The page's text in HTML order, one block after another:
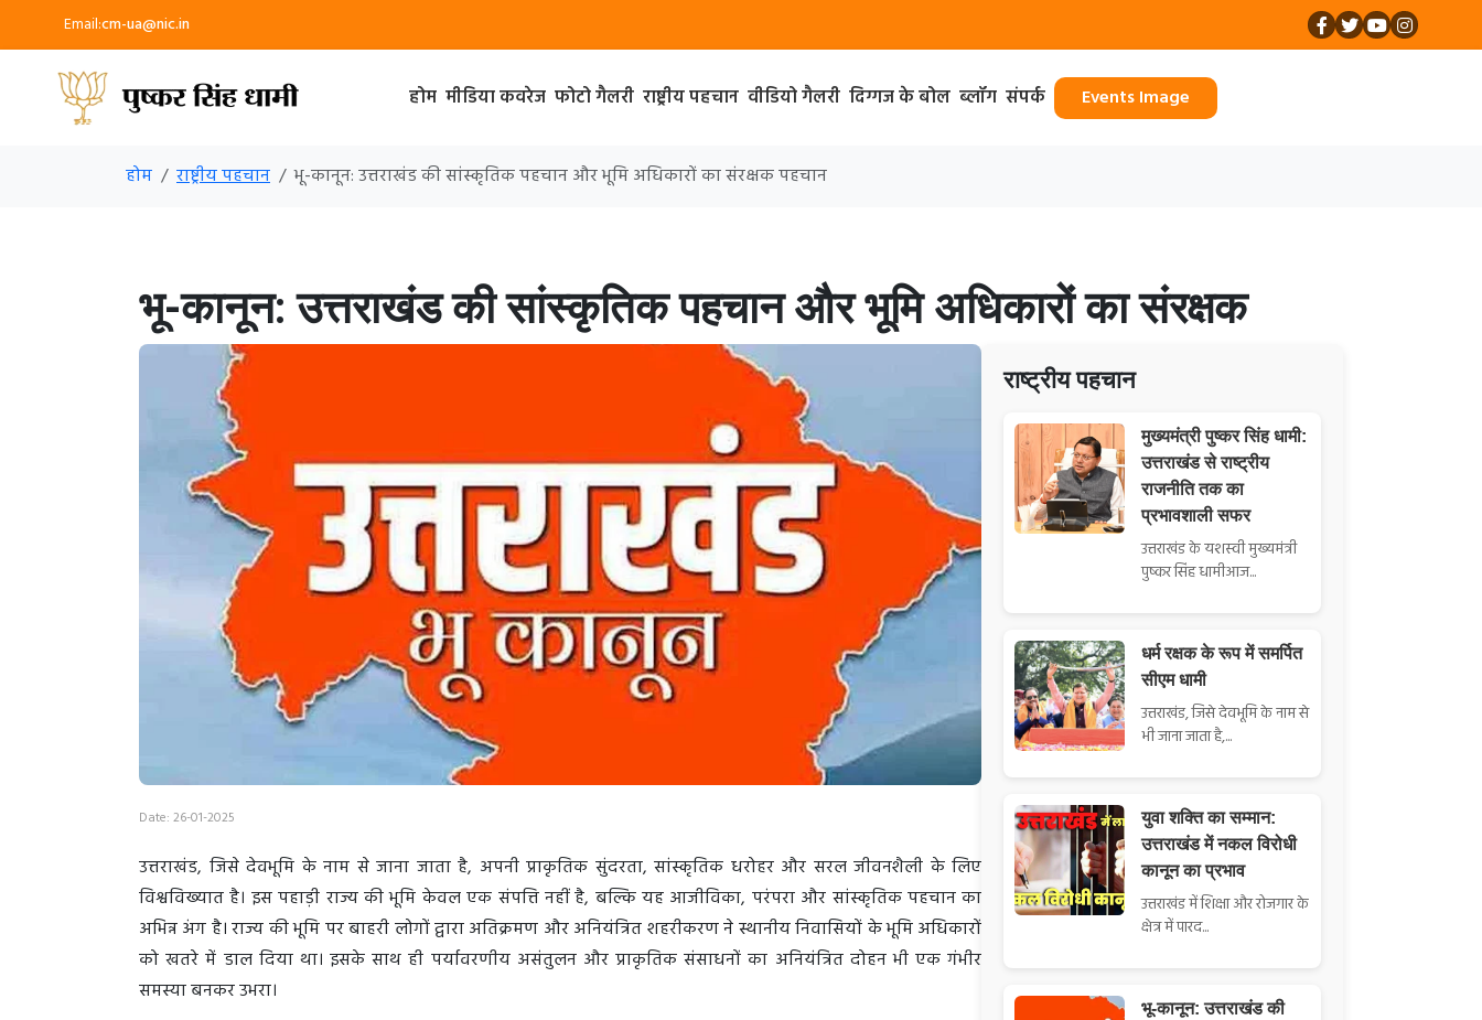
Email:cm-ua@nic.in
होम मीडिया कवरेज फोटो गैलरी राष्ट्रीय पहचान वीडियो गैलरी दिग्गज के बोल ब्लॉग संपर्क Events Image
होम राष्ट्रीय पहचान भू-कानून: उत्तराखंड की सांस्कृतिक पहचान और भूमि अधिकारों का संरक्षक पहचान
भू-कानून: उत्तराखंड की सांस्कृतिक पहचान और भूमि अधिकारों का संरक्षक
Date: 26-01-2025
उत्तराखंड, जिसे देवभूमि के नाम से जाना जाता है, अपनी प्राकृतिक सुंदरता, सांस्कृतिक धरोहर और सरल जीवनशैली के लिए
विश्वविख्यात है। इस पहाड़ी राज्य की भूमि केवल एक संपत्ति नहीं है, बल्कि यह आजीविका, परंपरा और सांस्कृतिक पहचान का
अभिन्न अंग है। राज्य की भूमि पर बाहरी लोगों द्वारा अतिक्रमण और अनियंत्रित शहरीकरण ने स्थानीय निवासियों के भूमि अधिकारों
को खतरे में डाल दिया था। इसके साथ ही पर्यावरणीय असंतुलन और प्राकृतिक संसाधनों का अनियंत्रित दोहन भी एक गंभीर
समस्या बनकर उभरा।
राष्ट्रीय पहचान
मुख्यमंत्री पुष्कर सिंह धामी:
उत्तराखंड से राष्ट्रीय
राजनीति तक का
प्रभावशाली सफर
उत्तराखंड के यशस्वी मुख्यमंत्री
पुष्कर सिंह धामीआज...
धर्म रक्षक के रूप में समर्पित
सीएम धामी
उत्तराखंड, जिसे देवभूमि के नाम से
भी जाना जाता है,...
युवा शक्ति का सम्मान:
उत्तराखंड में नकल विरोधी
कानून का प्रभाव
उत्तराखंड में शिक्षा और रोजगार के
क्षेत्र में पारद...
भू-कानून: उत्तराखंड की